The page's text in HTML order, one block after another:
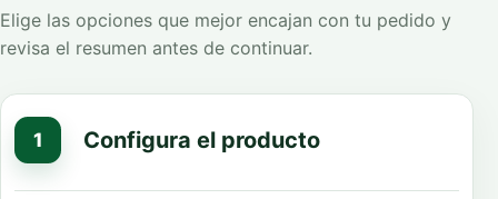
Elige las opciones que mejor encajan con tu pedido y
revisa el resumen antes de continuar.
1 Configura el producto